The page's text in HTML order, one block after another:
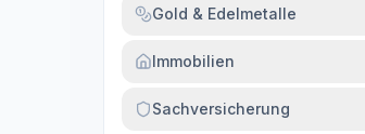
Gold & Edelmetalle
Immobilien
Sachversicherung